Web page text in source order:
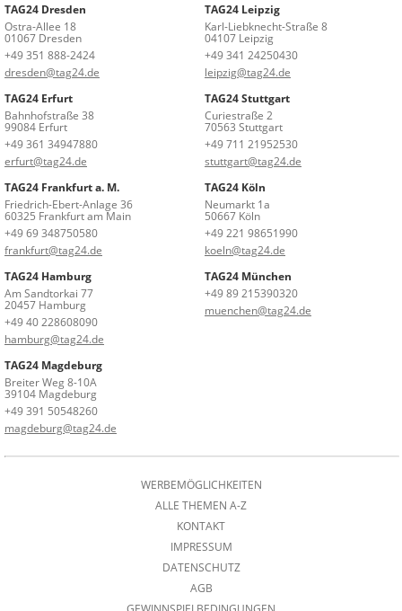
TAG24 Dresden
Ostra-Allee 18
01067 Dresden
+49 351 888-2424
dresden@tag24.de
TAG24 Leipzig
Karl-Liebknecht-Straße 8
04107 Leipzig
+49 341 24250430
leipzig@tag24.de
TAG24 Erfurt
Bahnhofstraße 38
99084 Erfurt
+49 361 34947880
erfurt@tag24.de
TAG24 Stuttgart
Curiestraße 2
70563 Stuttgart
+49 711 21952530
stuttgart@tag24.de
TAG24 Frankfurt a. M.
Friedrich-Ebert-Anlage 36
60325 Frankfurt am Main
+49 69 348750580
frankfurt@tag24.de
TAG24 Köln
Neumarkt 1a
50667 Köln
+49 221 98651990
koeln@tag24.de
TAG24 Hamburg
Am Sandtorkai 77
20457 Hamburg
+49 40 228608090
hamburg@tag24.de
TAG24 München
+49 89 215390320
muenchen@tag24.de
TAG24 Magdeburg
Breiter Weg 8-10A
39104 Magdeburg
+49 391 50548260
magdeburg@tag24.de
WERBEMÖGLICHKEITEN
ALLE THEMEN A-Z
KONTAKT
IMPRESSUM
DATENSCHUTZ
AGB